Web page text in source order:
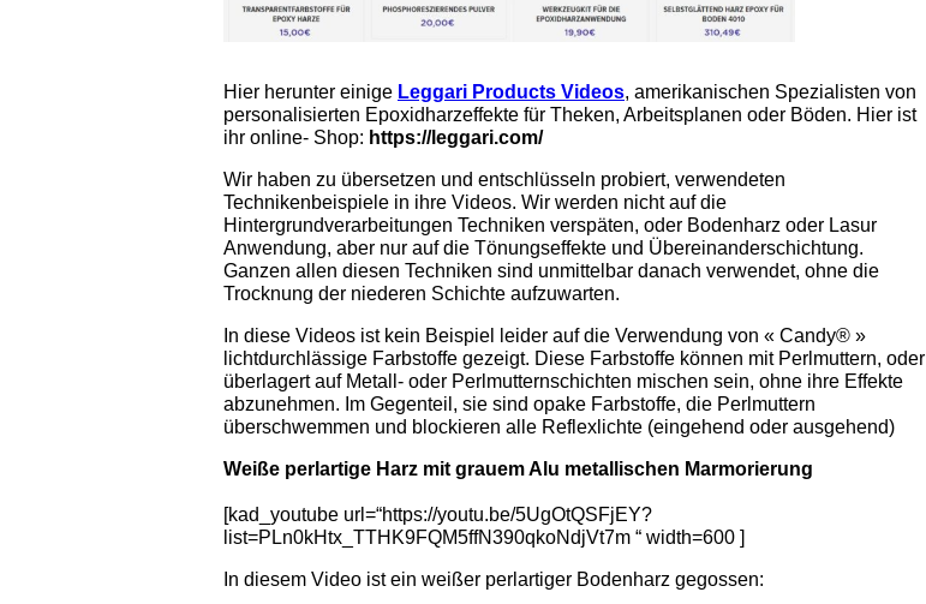
Hier herunter einige Leggari Products Videos, amerikanischen Spezialisten von
personalisierten Epoxidharzeffekte für Theken, Arbeitsplanen oder Böden. Hier ist
ihr online- Shop: https://leggari.com/
Wir haben zu übersetzen und entschlüsseln probiert, verwendeten
Technikenbeispiele in ihre Videos. Wir werden nicht auf die
Hintergrundverarbeitungen Techniken verspäten, oder Bodenharz oder Lasur
Anwendung, aber nur auf die Tönungseffekte und Übereinanderschichtung.
Ganzen allen diesen Techniken sind unmittelbar danach verwendet, ohne die
Trocknung der niederen Schichte aufzuwarten.
In diese Videos ist kein Beispiel leider auf die Verwendung von « Candy® »
lichtdurchlässige Farbstoffe gezeigt. Diese Farbstoffe können mit Perlmuttern, oder
überlagert auf Metall- oder Perlmutternschichten mischen sein, ohne ihre Effekte
abzunehmen. Im Gegenteil, sie sind opake Farbstoffe, die Perlmuttern
überschwemmen und blockieren alle Reflexlichte (eingehend oder ausgehend)
Weiße perlartige Harz mit grauem Alu metallischen Marmorierung
[kad_youtube url=“https://youtu.be/5UgOtQSFjEY?
list=PLn0kHtx_TTHK9FQM5ffN390qkoNdjVt7m “ width=600 ]
In diesem Video ist ein weißer perlartiger Bodenharz gegossen: